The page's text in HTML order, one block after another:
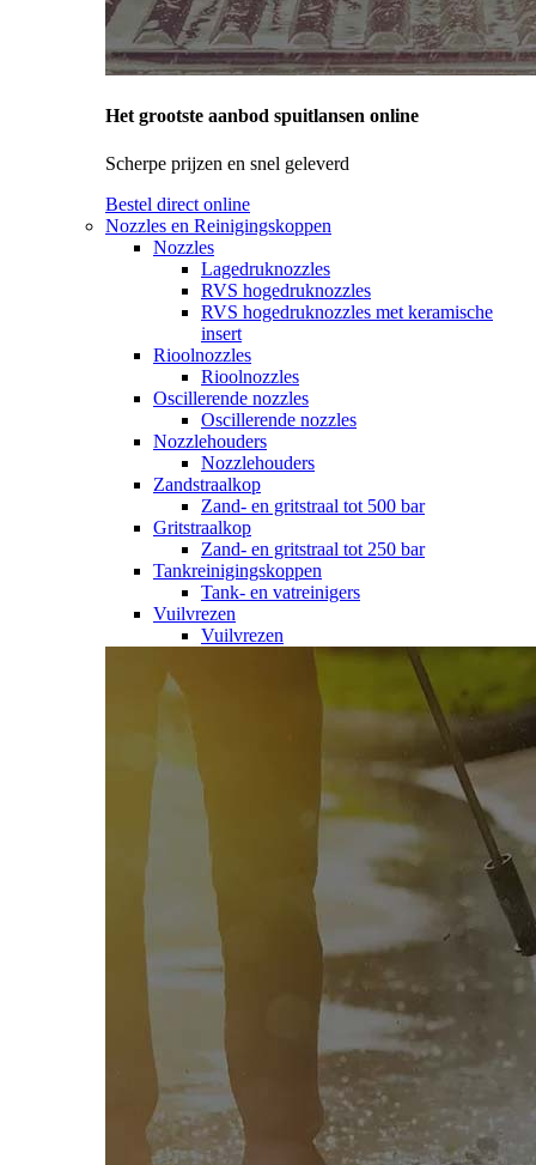
Het grootste aanbod spuitlansen online
Scherpe prijzen en snel geleverd
Bestel direct online
Nozzles en Reinigingskoppen
Nozzles
Lagedruknozzles
RVS hogedruknozzles
RVS hogedruknozzles met keramische
insert
Rioolnozzles
Rioolnozzles
Oscillerende nozzles
Oscillerende nozzles
Nozzlehouders
Nozzlehouders
Zandstraalkop
Zand- en gritstraal tot 500 bar
Gritstraalkop
Zand- en gritstraal tot 250 bar
Tankreinigingskoppen
Tank- en vatreinigers
Vuilvrezen
Vuilvrezen